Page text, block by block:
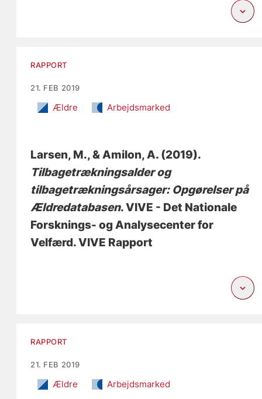
RAPPORT
21. FEB 2019
Ældre Arbejdsmarked
Larsen, M., & Amilon, A. (2019).
Tilbagetrækningsalder og
tilbagetrækningsårsager: Opgørelser på
Ældredatabasen. VIVE - Det Nationale
Forsknings- og Analysecenter for
Velfærd. VIVE Rapport
RAPPORT
21. FEB 2019
Ældre Arbejdsmarked